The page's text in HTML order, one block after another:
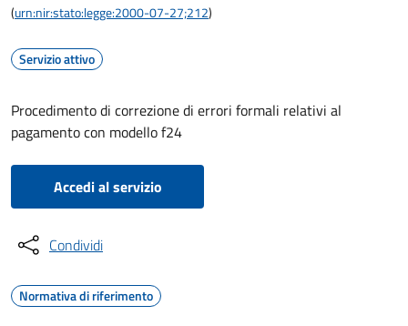
(urn:nir:stato:legge:2000-07-27;212)
Servizio attivo
Procedimento di correzione di errori formali relativi al
pagamento con modello f24
Accedi al servizio
Condividi
Normativa di riferimento